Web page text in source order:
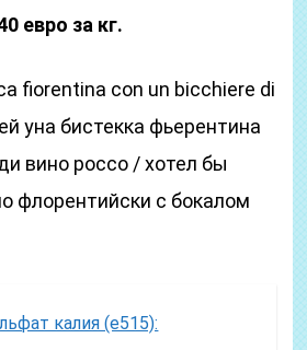
евро за кг.
fiorentina con un bicchiere di
уна бистекка фьерентина
вино россо / хотел бы
флорентийски с бокалом
калия (е515):